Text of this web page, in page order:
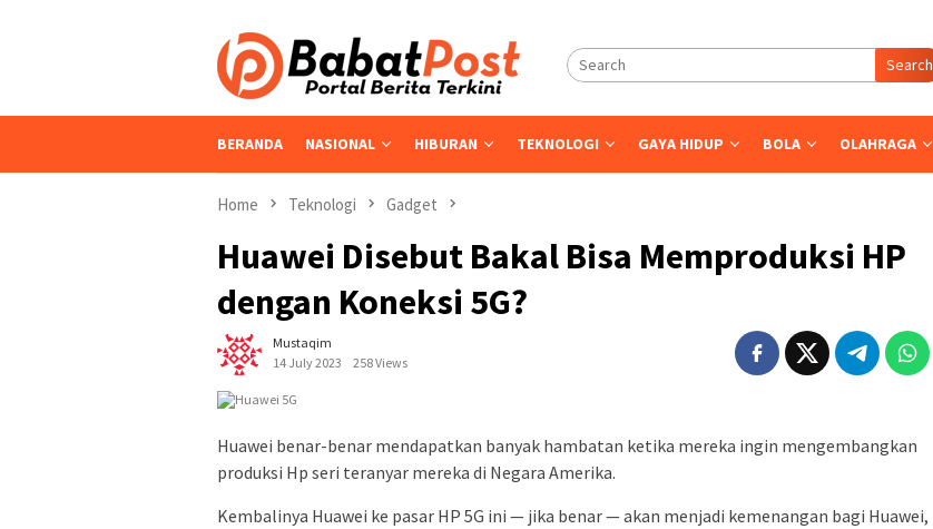
Search
BERANDA NASIONAL HIBURAN TEKNOLOGI GAYA HIDUP BOLA OLAHRAGA
Home Teknologi Gadget
Huawei Disebut Bakal Bisa Memproduksi HP
dengan Koneksi 5G?
Mustaqim
14 July 2023
258 Views
Huawei benar-benar mendapatkan banyak hambatan ketika mereka ingin mengembangkan
produksi Hp seri teranyar mereka di Negara Amerika.
Kembalinya Huawei ke pasar HP 5G ini — jika benar — akan menjadi kemenangan bagi Huawei,